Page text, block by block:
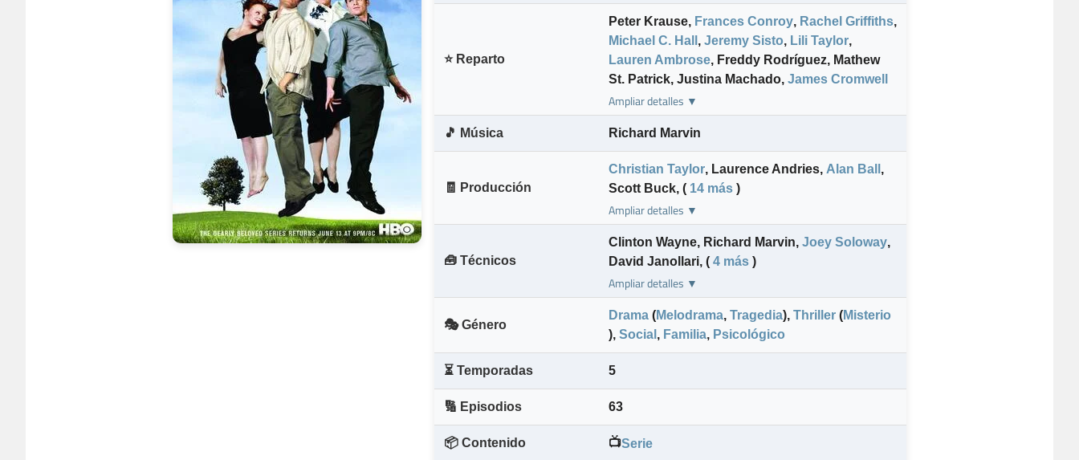
⭐ Reparto
Peter Krause, Frances Conroy, Rachel Griffiths,
Michael C. Hall , Jeremy Sisto, Lili Taylor,
Lauren Ambrose, Freddy Rodríguez, Mathew
St. Patrick, Justina Machado, James Cromwell
Ampliar detalles ▼
🎵 Música Richard Marvin
🧾 Producción
Christian Taylor, Laurence Andries, Alan Ball ,
Scott Buck, ( 14 más )
Ampliar detalles ▼
🧰 Técnicos
Clinton Wayne, Richard Marvin, Joey Soloway,
David Janollari, ( 4 más )
Ampliar detalles ▼
🎭 Género
Drama (Melodrama, Tragedia), Thriller (Misterio
), Social , Familia, Psicológico
⏳ Temporadas 5
🔢 Episodios 63
📦 Contenido 📺Serie